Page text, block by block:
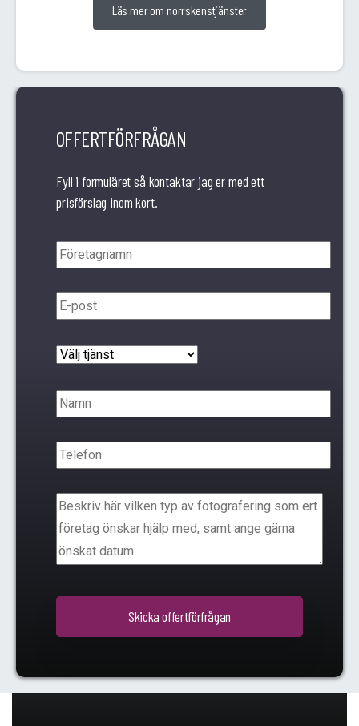
Läs mer om norrskenstjänster
OFFERTFÖRFRÅGAN